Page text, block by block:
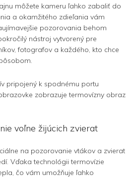
môžete kameru ľahko zabaliť do
a okamžitého zdieľania vám
pozorovania behom
nástroj vytvorený pre
fotografov a každého, kto chce
voľne žijúcich zvierat
na pozorovanie vtákov a zvierat
Vďaka technológii termovízie
čo vám umožňuje ľahko